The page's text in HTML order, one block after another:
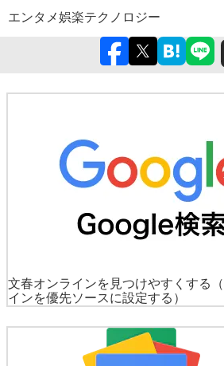
エンタメ娯楽テクノロジー
文春オンラインを見つけやすくする
インを優先ソースに設定する）